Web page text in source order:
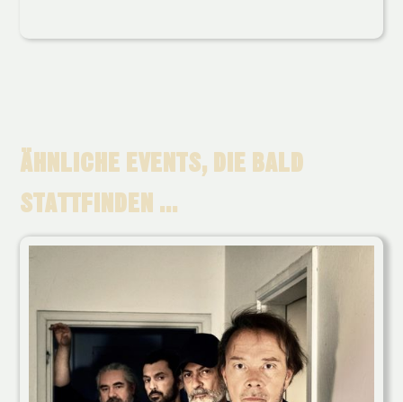
ÄHNLICHE EVENTS, DIE BALD
STATTFINDEN ...